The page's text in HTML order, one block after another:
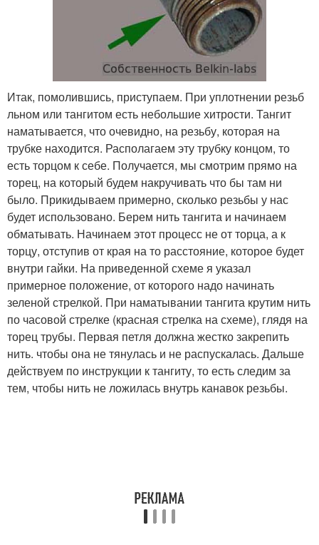
Итак, помолившись, приступаем. При уплотнении резьб
льном или тангитом есть небольшие хитрости. Тангит
наматывается, что очевидно, на резьбу, которая на
трубке находится. Располагаем эту трубку концом, то
есть торцом к себе. Получается, мы смотрим прямо на
торец, на который будем накручивать что бы там ни
было. Прикидываем примерно, сколько резьбы у нас
будет использовано. Берем нить тангита и начинаем
обматывать. Начинаем этот процесс не от торца, а к
торцу, отступив от края на то расстояние, которое будет
внутри гайки. На приведенной схеме я указал
примерное положение, от которого надо начинать
зеленой стрелкой. При наматывании тангита крутим нить
по часовой стрелке (красная стрелка на схеме), глядя на
торец трубы. Первая петля должна жестко закрепить
нить. чтобы она не тянулась и не распускалась. Дальше
действуем по инструкции к тангиту, то есть следим за
тем, чтобы нить не ложилась внутрь канавок резьбы.